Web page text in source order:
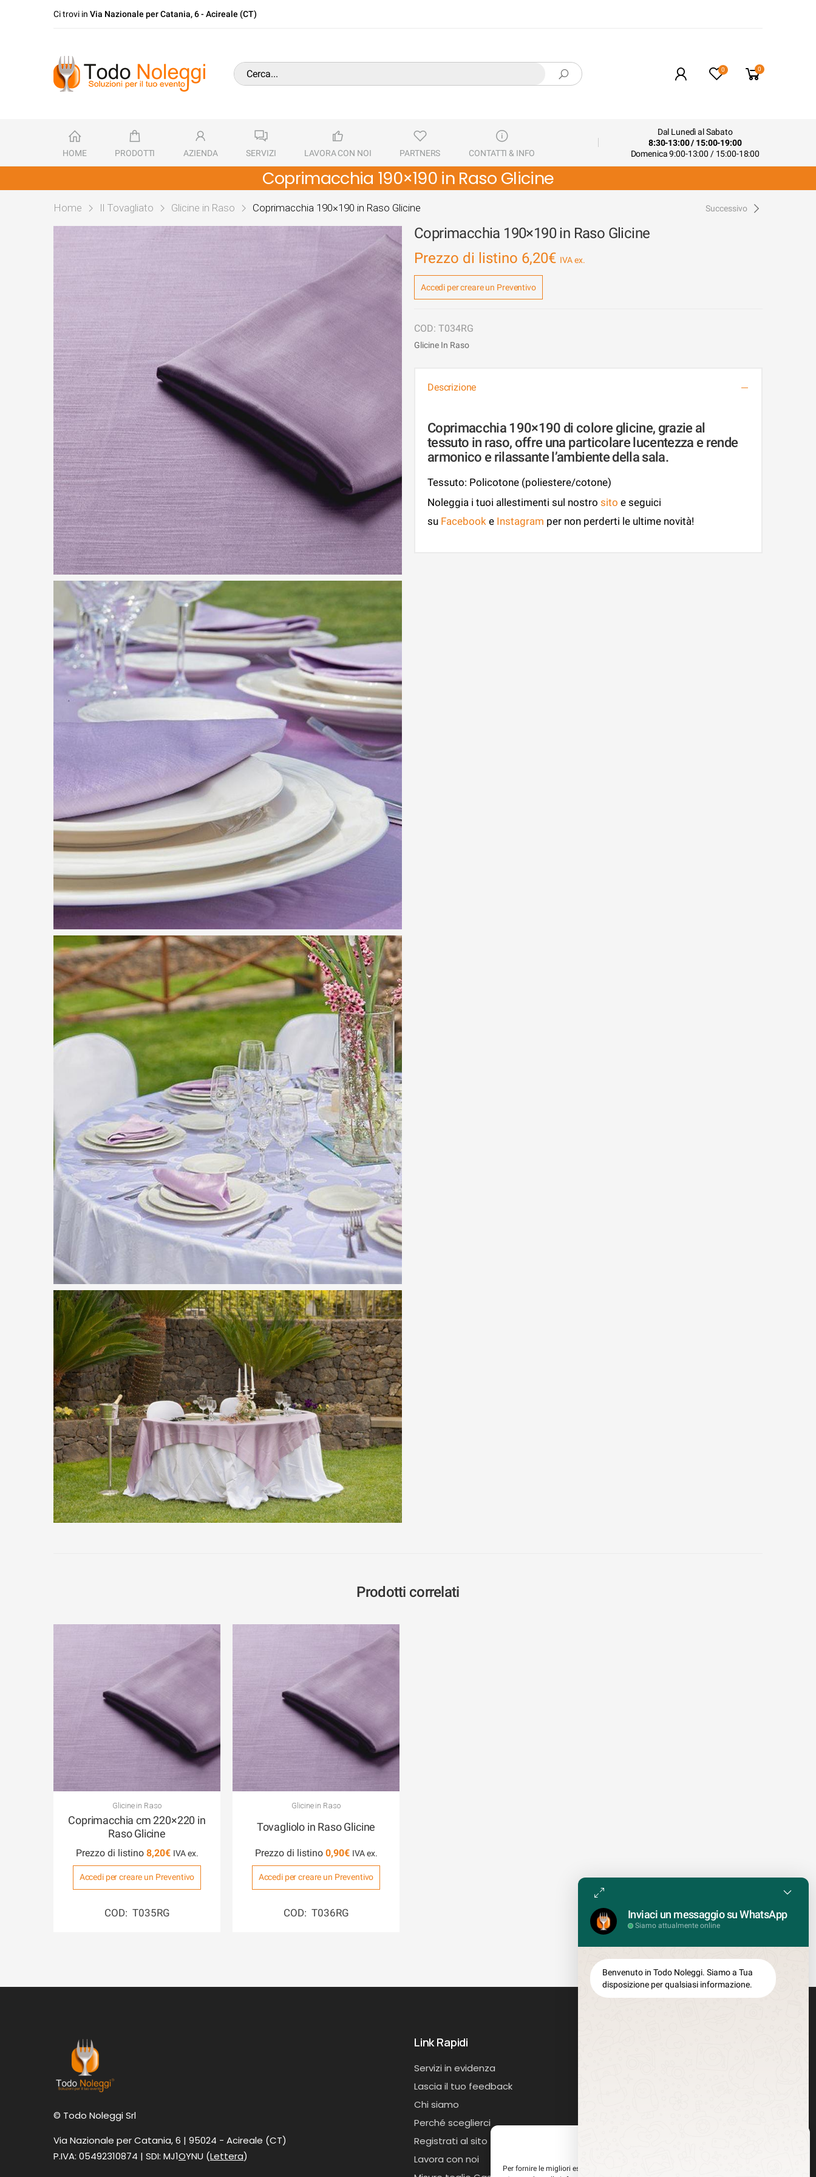
Per fornire le migliori esperienze, utilizziamo tecnologie come i cookie per memorizzare
Ci trovi in Via Nazionale per Catania, 6 - Acireale (CT)
0 0
HOME PRODOTTI AZIENDA SERVIZI LAVORA CON NOI PARTNERS CONTATTI & INFO
Dal Lunedì al Sabato
8:30-13:00 / 15:00-19:00
Domenica 9:00-13:00 / 15:00-18:00
Coprimacchia 190×190 in Raso Glicine
Home Il Tovagliato Glicine in Raso Coprimacchia 190×190 in Raso Glicine Successivo
Coprimacchia 190×190 in Raso Glicine
Prezzo di listino 6,20€
Accedi per creare un Preventivo
T034RG
Glicine In Raso
Descrizione
Coprimacchia 190×190 di colore glicine, grazie al
tessuto in raso, offre una particolare lucentezza e rende
armonico e rilassante l’ambiente della sala.
Tessuto: Policotone (poliestere/cotone)
Noleggia i tuoi allestimenti sul nostro sito e seguici
su Facebook e Instagram per non perderti le ultime novità!
Prodotti correlati
Glicine in Raso
Coprimacchia cm 220×220 in
Raso Glicine
Prezzo di listino 8,20€
Accedi per creare un Preventivo
COD: T035RG
Glicine in Raso
Tovagliolo in Raso Glicine
Prezzo di listino 0,90€
Accedi per creare un Preventivo
COD: T036RG
© Todo Noleggi Srl
Via Nazionale per Catania, 6 | 95024 - Acireale (CT)
P.IVA: 05492310874 | SDI: MJ1OYNU (Lettera)
Link Rapidi
Servizi in evidenza
Lascia il tuo feedback
Chi siamo
Perché sceglierci
Registrati al sito
Lavora con noi
Inviaci un messaggio su WhatsApp
Siamo attualmente online
Benvenuto in Todo Noleggi. Siamo a Tua
disposizione per qualsiasi informazione.